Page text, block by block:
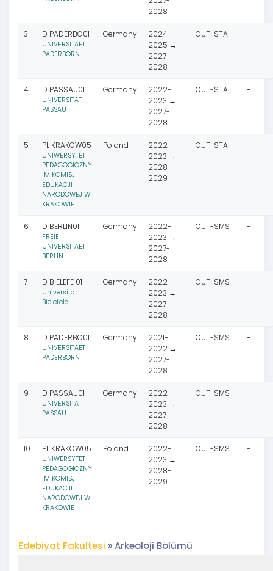
2028
3 D PADERBO01
UNIVERSITAET
PADERBORN
Germany
2024-
2025 →
2027-
2028
OUT-STA -
4 D PASSAU01
UNIVERSITAT
PASSAU
Germany
2022-
2023 →
2027-
2028
OUT-STA -
5 PL KRAKOW05
UNIWERSYTET
PEDAGOGICZNY
IM KOMISJI
EDUKACJI
NARODOWEJ W
KRAKOWIE
Poland
2022-
2023 →
2028-
2029
OUT-STA -
6 D BERLIN01
FREIE
UNIVERSITAET
BERLIN
Germany
2022-
2023 →
2027-
2028
OUT-SMS -
7 D BIELEFE 01
Universitat
Bielefeld
Germany
2022-
2023 →
2027-
2028
OUT-SMS -
8 D PADERBO01
UNIVERSITAET
PADERBORN
Germany
2021-
2022 →
2027-
2028
OUT-SMS -
9 D PASSAU01
UNIVERSITAT
PASSAU
Germany
2022-
2023 →
2027-
2028
OUT-SMS -
10 PL KRAKOW05
UNIWERSYTET
PEDAGOGICZNY
IM KOMISJI
EDUKACJI
NARODOWEJ W
KRAKOWIE
Poland
2022-
2023 →
2028-
2029
OUT-SMS -
Edebiyat Fakültesi » Arkeoloji Bölümü